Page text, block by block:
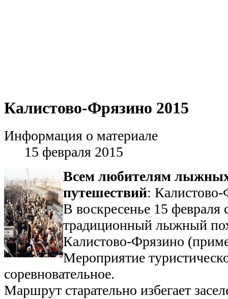
Калистово-Фрязино 2015
Информация о материале
15 февраля 2015
Всем любителям
путешествий:
В воскресенье 15 февраля
традиционный лыжный
Калистово-Фрязино
Мероприятие
соревновательное.
Маршрут старательно избегает